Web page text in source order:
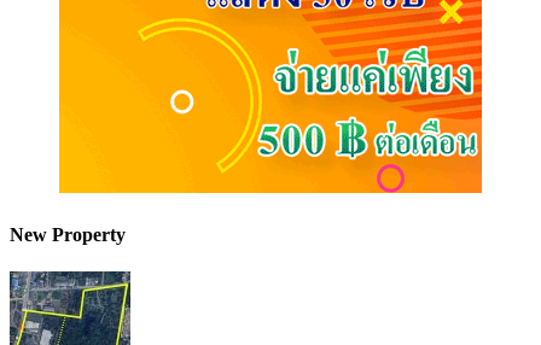
New Property